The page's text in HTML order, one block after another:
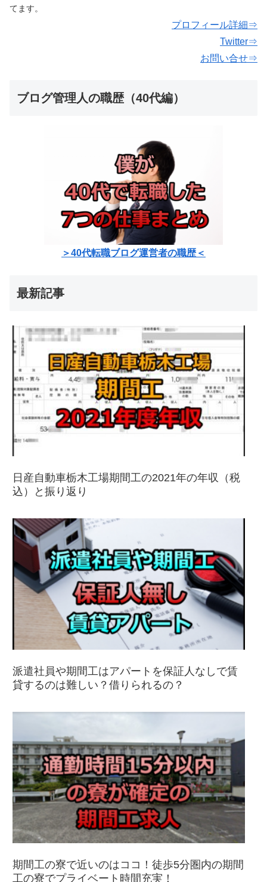
てます。
プロフィール詳細⇒
Twitter⇒
お問い合せ⇒
ブログ管理人の職歴（40代編）
＞40代転職ブログ運営者の職歴＜
最新記事
日産自動車栃木工場期間工の2021年の年収（税
込）と振り返り
派遣社員や期間工はアパートを保証人なしで賃
貸するのは難しい？借りられるの？
期間工の寮で近いのはココ！徒歩5分圏内の期間
工の寮でプライベート時間充実！